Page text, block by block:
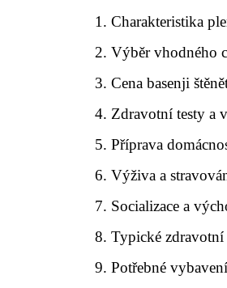
Charakteristika
Výběr vhodného
Cena basenji
Zdravotní testy a
Příprava
Výživa a
Socializace a
Typické zdravotní
Potřebné